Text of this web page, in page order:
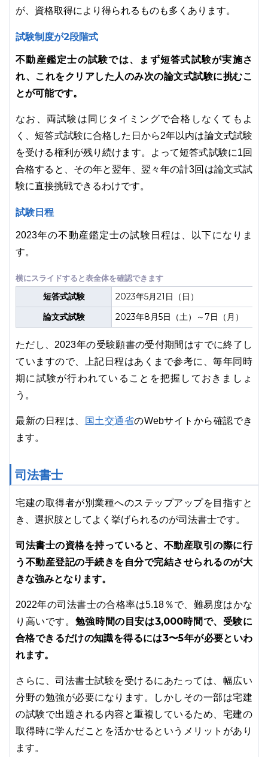
が、資格取得により得られるものも多くあります。
試験制度が2段階式
不動産鑑定士の試験では、まず短答式試験が実施さ
れ、これをクリアした人のみ次の論文式試験に挑むこ
とが可能です。
なお、両試験は同じタイミングで合格しなくてもよ
く、短答式試験に合格した日から2年以内は論文式試験
を受ける権利が残り続けます。よって短答式試験に1回
合格すると、その年と翌年、翌々年の計3回は論文式試
験に直接挑戦できるわけです。
試験日程
2023年の不動産鑑定士の試験日程は、以下になりま
す。
短答式試験
2023年5月21日（日）
論文式試験
2023年8月5日（土）～7日（月）
ただし、2023年の受験願書の受付期間はすでに終了し
ていますので、上記日程はあくまで参考に、毎年同時
期に試験が行われていることを把握しておきましょ
う。
最新の日程は、 国土交通省のWebサイトから確認でき
ます。
司法書士
宅建の取得者が別業種へのステップアップを目指すと
き、選択肢としてよく挙げられるのが司法書士です。
司法書士の資格を持っていると、不動産取引の際に行
う不動産登記の手続きを自分で完結させられるのが大
きな強みとなります。
2022年の司法書士の合格率は5.18％で、難易度はかな
り高いです。 勉強時間の目安は3,000時間で、受験に
合格できるだけの知識を得るには3〜5年が必要といわ
れます。
さらに、司法書士試験を受けるにあたっては、幅広い
分野の勉強が必要になります。しかしその一部は宅建
の試験で出題される内容と重複しているため、宅建の
取得時に学んだことを活かせるというメリットがあり
ます。